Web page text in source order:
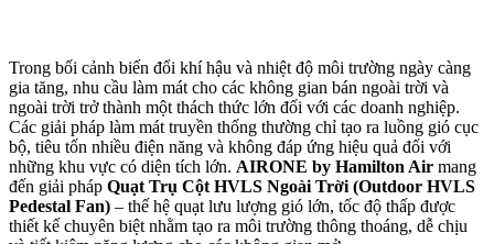
Trong bối cảnh biến đổi khí hậu và nhiệt độ môi trường ngày càng
gia tăng, nhu cầu làm mát cho các không gian bán ngoài trời và
ngoài trời trở thành một thách thức lớn đối với các doanh nghiệp.
Các giải pháp làm mát truyền thống thường chỉ tạo ra luồng gió cục
bộ, tiêu tốn nhiều điện năng và không đáp ứng hiệu quả đối với
những khu vực có diện tích lớn. AIRONE by Hamilton Air mang
đến giải pháp Quạt Trụ Cột HVLS Ngoài Trời (Outdoor HVLS
Pedestal Fan) – thế hệ quạt lưu lượng gió lớn, tốc độ thấp được
thiết kế chuyên biệt nhằm tạo ra môi trường thông thoáng, dễ chịu